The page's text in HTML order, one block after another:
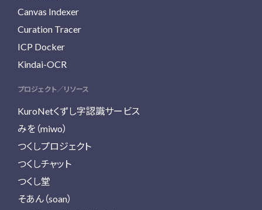
Canvas Indexer
Curation Tracer
ICP Docker
Kindai-OCR
プロジェクト／リソース
KuroNetくずし字認識サービス
みを（miwo）
つくしプロジェクト
つくしチャット
つくし堂
そあん（soan）